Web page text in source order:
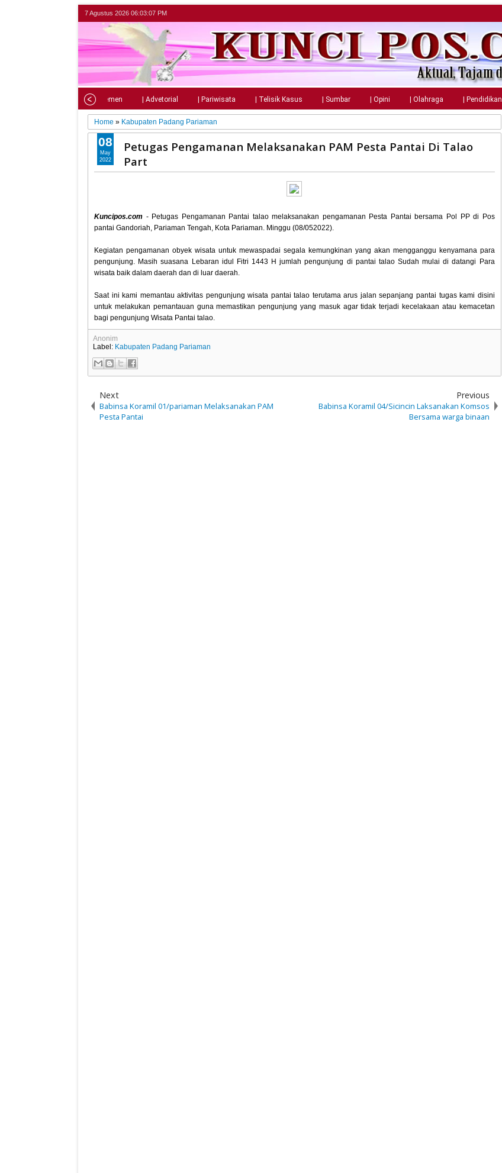
7 Agustus 2026 06:03:09 PM
| Parlemen | Advetorial | Pariwisata | Telisik Kasus | Sumbar | Opini | Olahraga | Pendidikan
Home » Kabupaten Padang Pariaman
Petugas Pengamanan Melaksanakan PAM Pesta Pantai Di Talao
Part
Kuncipos.com - Petugas Pengamanan Pantai talao melaksanakan pengamanan Pesta Pantai bersama Pol PP di Pos
pantai Gandoriah, Pariaman Tengah, Kota Pariaman. Minggu (08/052022).
Kegiatan pengamanan obyek wisata untuk mewaspadai segala kemungkinan yang akan mengganggu kenyamana para
pengunjung. Masih suasana Lebaran idul Fitri 1443 H jumlah pengunjung di pantai talao Sudah mulai di datangi Para
wisata baik dalam daerah dan di luar daerah.
Saat ini kami memantau aktivitas pengunjung wisata pantai talao terutama arus jalan sepanjang pantai tugas kami disini
untuk melakukan pemantauan guna memastikan pengunjung yang masuk agar tidak terjadi kecelakaan atau kemacetan
bagi pengunjung Wisata Pantai talao.
08
May
2022
Anonim
Label: Kabupaten Padang Pariaman
Next
Babinsa Koramil 01/pariaman Melaksanakan PAM
Pesta Pantai
Previous
Babinsa Koramil 04/Sicincin Laksanakan Komsos
Bersama warga binaan